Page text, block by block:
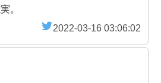
。
2022-03-16 03:06:02